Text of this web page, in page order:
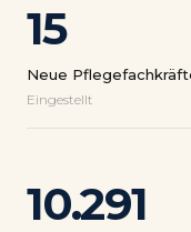
15
Neue
Eingestellt
10.291